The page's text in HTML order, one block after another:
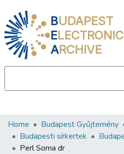
BUDAPEST
ELECTRONIC
ARCHIVE
Communities & Collections
All of DSpace
Home Budapest Gyűjtemény
Budapesti sírkertek
Perl Soma dr